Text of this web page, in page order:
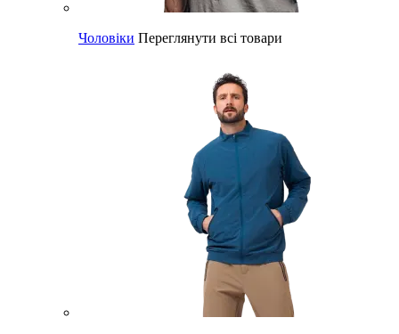
Чоловіки Переглянути всі товари